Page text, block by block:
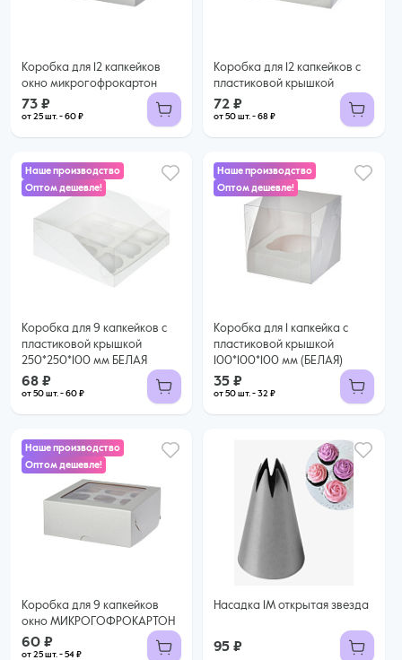
Коробка для 12 капкейков
окно микрогофрокартон
73 ₽
от 25 шт. - 60 ₽
Купить оптом
Коробка для 12 капкейков с
пластиковой крышкой
72 ₽
от 50 шт. - 68 ₽
Купить оптом
Наше производство
Оптом дешевле!
Коробка для 9 капкейков с
пластиковой крышкой
250*250*100 мм БЕЛАЯ
68 ₽
от 50 шт. - 60 ₽
60 ₽ за шт. при заказе от 50 шт.
Наше производство
Оптом дешевле!
Коробка для 1 капкейка с
пластиковой крышкой
100*100*100 мм (БЕЛАЯ)
35 ₽
от 50 шт. - 32 ₽
32 ₽ за шт. при заказе от 50 шт.
Наше производство
Оптом дешевле!
Коробка для 9 капкейков
окно МИКРОГОФРОКАРТОН
60 ₽
от 25 шт. - 54 ₽
54 ₽ за шт. при заказе от 25 шт.
Купить оптом
Насадка 1М открытая звезда
95 ₽